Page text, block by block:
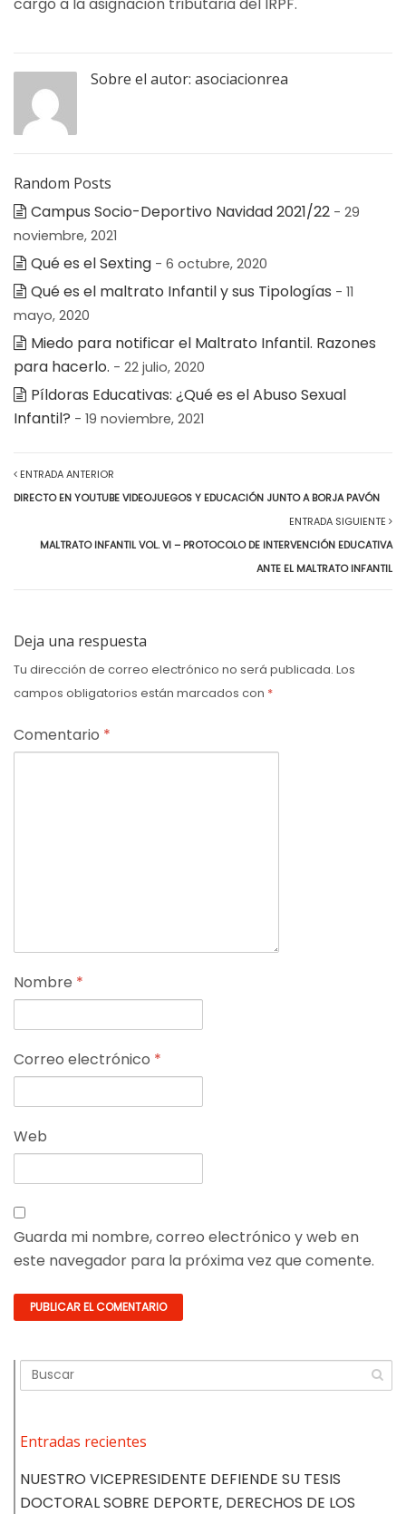
Sobre el autor: asociacionrea
Random Posts
Campus Socio-Deportivo Navidad 2021/22 - 29
noviembre, 2021
Qué es el Sexting - 6 octubre, 2020
Qué es el maltrato Infantil y sus Tipologías - 11
mayo, 2020
Miedo para notificar el Maltrato Infantil. Razones
para hacerlo. - 22 julio, 2020
Píldoras Educativas: ¿Qué es el Abuso Sexual
Infantil? - 19 noviembre, 2021
ENTRADA ANTERIOR
DIRECTO EN YOUTUBE VIDEOJUEGOS Y EDUCACIÓN JUNTO A BORJA PAVÓN
ENTRADA SIGUIENTE
MALTRATO INFANTIL VOL. VI – PROTOCOLO DE INTERVENCIÓN EDUCATIVA
ANTE EL MALTRATO INFANTIL
Deja una respuesta
Tu dirección de correo electrónico no será publicada. Los
campos obligatorios están marcados con *
Comentario *
Nombre *
Correo electrónico *
Web
Guarda mi nombre, correo electrónico y web en
este navegador para la próxima vez que comente.
Entradas recientes
NUESTRO VICEPRESIDENTE DEFIENDE SU TESIS
DOCTORAL SOBRE DEPORTE, DERECHOS DE LOS